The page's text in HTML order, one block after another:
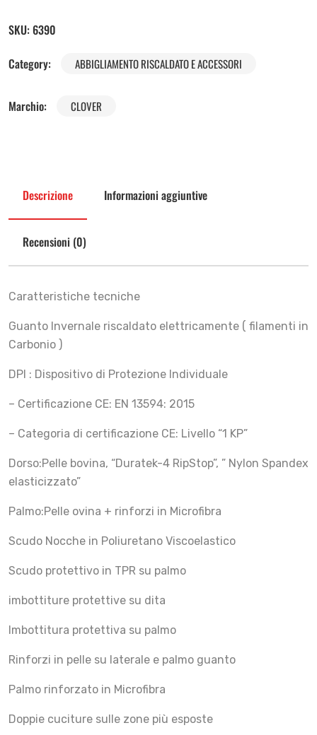
SKU: 6390
Category:
ABBIGLIAMENTO RISCALDATO E ACCESSORI
Marchio: CLOVER
Descrizione Informazioni aggiuntive
Recensioni (0)
Caratteristiche tecniche
Guanto Invernale riscaldato elettricamente ( filamenti in
Carbonio )
DPI : Dispositivo di Protezione Individuale
– Certificazione CE: EN 13594: 2015
– Categoria di certificazione CE: Livello “1 KP”
Dorso:Pelle bovina, “Duratek-4 RipStop”, ” Nylon Spandex
elasticizzato”
Palmo:Pelle ovina + rinforzi in Microfibra
Scudo Nocche in Poliuretano Viscoelastico
Scudo protettivo in TPR su palmo
imbottiture protettive su dita
Imbottitura protettiva su palmo
Rinforzi in pelle su laterale e palmo guanto
Palmo rinforzato in Microfibra
Doppie cuciture sulle zone più esposte